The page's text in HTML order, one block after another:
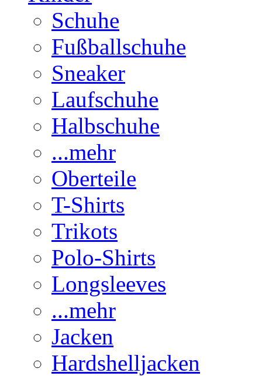
Schuhe
Fußballschuhe
Sneaker
Laufschuhe
Halbschuhe
...mehr
Oberteile
T-Shirts
Trikots
Polo-Shirts
Longsleeves
...mehr
Jacken
Hardshelljacken